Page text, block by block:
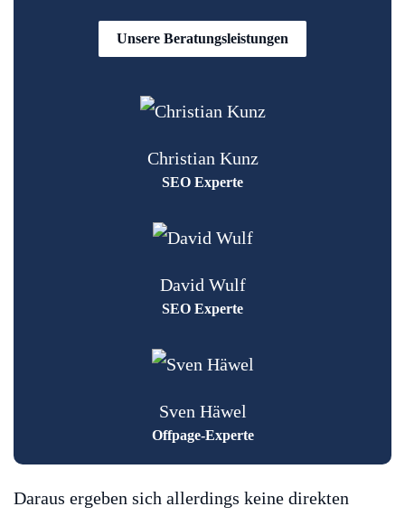
Unsere Beratungsleistungen
Christian Kunz
SEO Experte
David Wulf
SEO Experte
Sven Häwel
Offpage-Experte
Daraus ergeben sich allerdings keine direkten